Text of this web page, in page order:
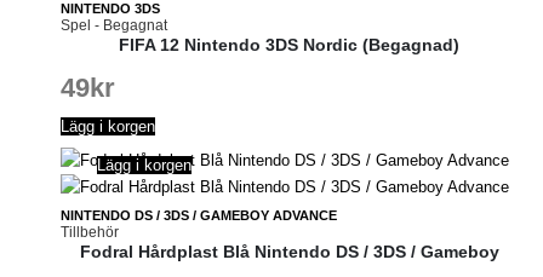
NINTENDO 3DS
Spel - Begagnat
FIFA 12 Nintendo 3DS Nordic (Begagnad)
49kr
Lägg i korgen
NINTENDO DS / 3DS / GAMEBOY ADVANCE
Tillbehör
Lägg i korgen
Fodral Hårdplast Blå Nintendo DS / 3DS / Gameboy